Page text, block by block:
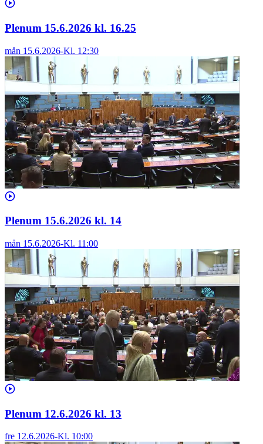
Plenum 15.6.2026 kl. 16.25
mån 15.6.2026-Kl. 12:30
Plenum 15.6.2026 kl. 14
mån 15.6.2026-Kl. 11:00
Plenum 12.6.2026 kl. 13
fre 12.6.2026-Kl. 10:00